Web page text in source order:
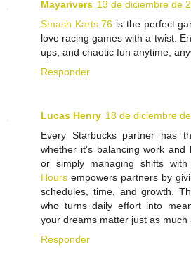
Mayarivers 13 de diciembre de
Smash Karts 76 is the perfect
love racing games with a twist.
ups, and chaotic fun anytime,
Responder
Lucas Henry 18 de diciembre
Every Starbucks partner has
whether it’s balancing work and
or simply managing shifts
Hours empowers partners by
schedules, time, and growth.
who turns daily effort into
your dreams matter just as much
Responder